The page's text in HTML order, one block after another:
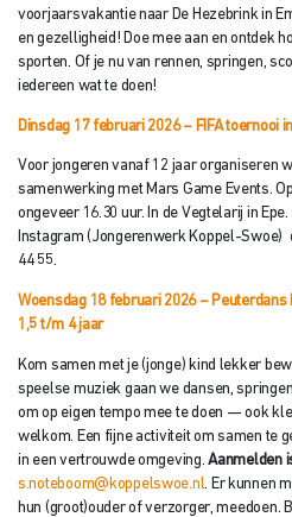
voorjaarsvakantie naar De Hezebrink in
en gezelligheid! Doe mee aan en ontdek
sporten. Of je nu van rennen, springen,
iedereen wat te doen!
Dinsdag 17 februari 2026 – FIFA toernooi
Voor jongeren vanaf 12 jaar organiseren
samenwerking met Mars Game Events.
ongeveer 16.30 uur. In de Vegtelarij in Epe.
Instagram (Jongerenwerk Koppel-Swoe)
44 55.
Woensdag 18 februari 2026 – Peuterdans
1,5 t/m 4 jaar
Kom samen met je (jonge) kind lekker
speelse muziek gaan we dansen,
om op eigen tempo mee te doen — ook
welkom. Een fijne activiteit om samen te
in een vertrouwde omgeving.Aanmelden
s.noteboom@koppelswoe.nl. Er kunnen
hun (groot)ouder of verzorger, meedoen.